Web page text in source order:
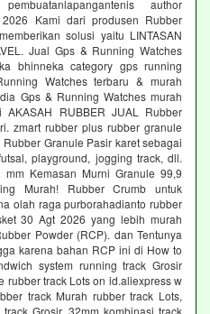
author
Kami dari produsen Rubber
solusi yaitu LINTASAN
Jual Gps & Running Watches
bhinneka category gps running
Watches terbaru & murah
Gps & Running Watches murah
RUBBER JUAL Rubber
zmart rubber plus rubber granule
Granule Pasir karet sebagai
playground, jogging track, dll.
Kemasan Murni Granule 99,9
Murah! Rubber Crumb untuk
olah raga purborahadianto rubber
30 Agt 2026 yang lebih murah
Powder (RCP). dan Tentunya
karena bahan RCP ini di How to
system running track Grosir
rubber track Lots on id.aliexpress w
track Murah rubber track Lots,